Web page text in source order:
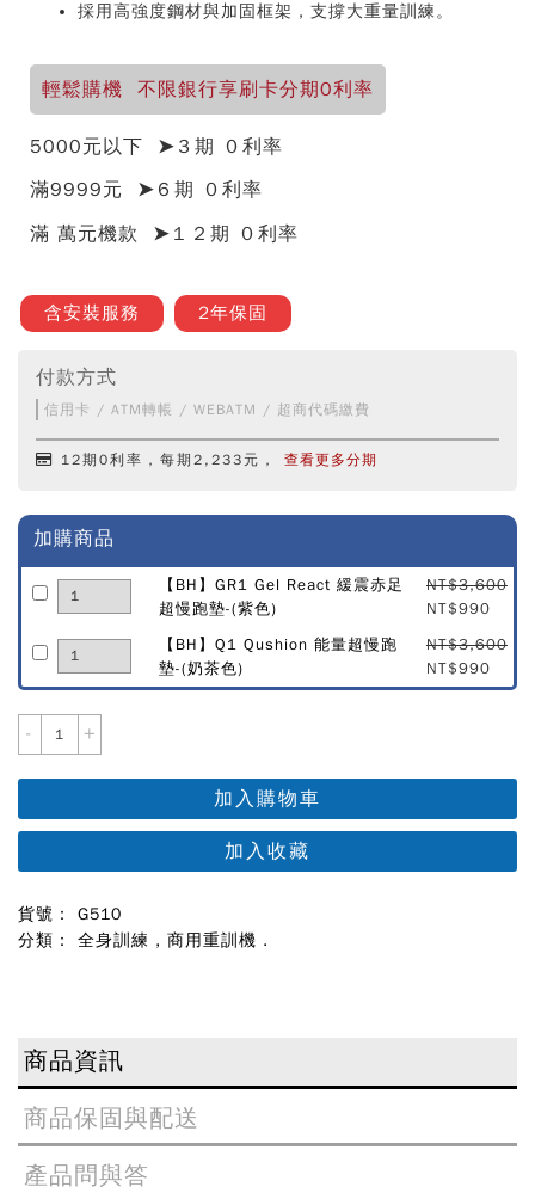
採用高強度鋼材與加固框架，支撐大重量訓練。
輕鬆購機 不限銀行享刷卡分期0利率
5000元以下 ➤３期 ０利率
滿9999元 ➤６期 ０利率
滿 萬元機款 ➤１２期 ０利率
含安裝服務 2年保固
付款方式
信用卡 / ATM轉帳 / WEBATM / 超商代碼繳費
12期0利率，每期2,233元， 查看更多分期
加購商品
【BH】GR1 Gel React 緩震赤足
超慢跑墊-(紫色)
NT$3,600
NT$990
【BH】Q1 Qushion 能量超慢跑
墊-(奶茶色)
NT$3,600
NT$990
- +
加入購物車
加入收藏
貨號： G510
分類： 全身訓練 , 商用重訓機 .
商品資訊
商品保固與配送
產品問與答